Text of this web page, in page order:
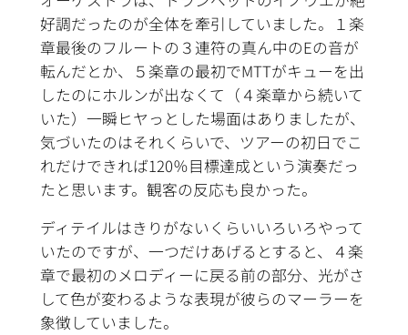
好調だったのが全体を牽引していました。１楽
章最後のフルートの３連符の真ん中のEの音が
転んだとか、５楽章の最初でMTTがキューを出
したのにホルンが出なくて（４楽章から続いて
いた）一瞬ヒヤっとした場面はありましたが、
気づいたのはそれくらいで、ツアーの初日でこ
れだけできれば120％目標達成という演奏だっ
たと思います。観客の反応も良かった。
ディテイルはきりがないくらいいろいろやって
いたのですが、一つだけあげるとすると、４楽
章で最初のメロディーに戻る前の部分、光がさ
して色が変わるような表現が彼らのマーラーを
象徴していました。